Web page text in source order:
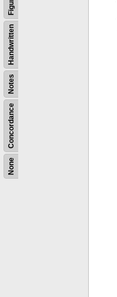
None
Concordance
Notes
Handwritten